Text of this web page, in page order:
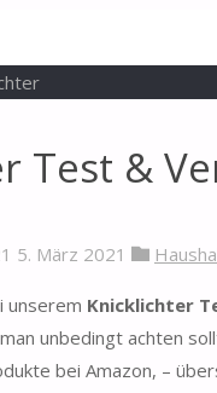
Test &
5. März 2021
unserem Knicklichter
unbedingt achten
bei Amazon, –